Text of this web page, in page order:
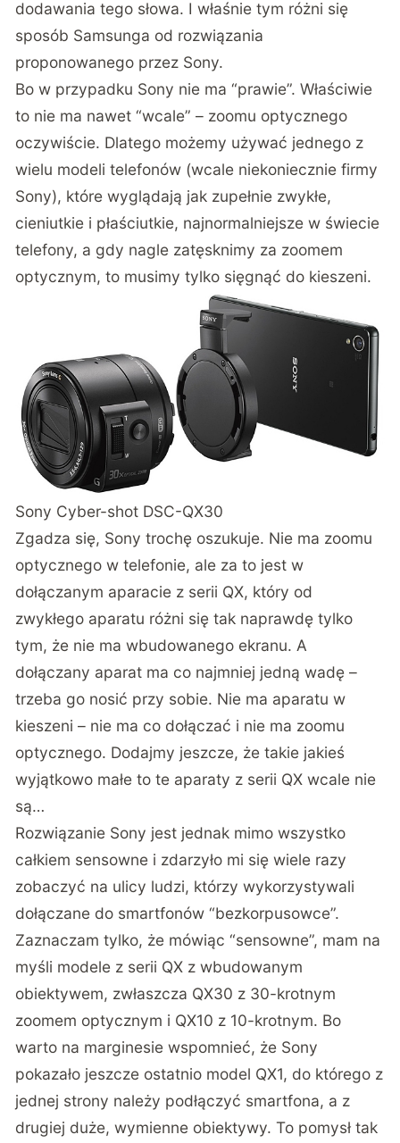
dodawania tego słowa. I właśnie tym różni się
sposób Samsunga od rozwiązania
proponowanego przez Sony.
Bo w przypadku Sony nie ma “prawie”. Właściwie
to nie ma nawet “wcale” – zoomu optycznego
oczywiście. Dlatego możemy używać jednego z
wielu modeli telefonów (wcale niekoniecznie firmy
Sony), które wyglądają jak zupełnie zwykłe,
cieniutkie i płaściutkie, najnormalniejsze w świecie
telefony, a gdy nagle zatęsknimy za zoomem
optycznym, to musimy tylko sięgnąć do kieszeni.
Sony Cyber-shot DSC-QX30
Zgadza się, Sony trochę oszukuje. Nie ma zoomu
optycznego w telefonie, ale za to jest w
dołączanym aparacie z serii QX, który od
zwykłego aparatu różni się tak naprawdę tylko
tym, że nie ma wbudowanego ekranu. A
dołączany aparat ma co najmniej jedną wadę –
trzeba go nosić przy sobie. Nie ma aparatu w
kieszeni – nie ma co dołączać i nie ma zoomu
optycznego. Dodajmy jeszcze, że takie jakieś
wyjątkowo małe to te aparaty z serii QX wcale nie
są…
Rozwiązanie Sony jest jednak mimo wszystko
całkiem sensowne i zdarzyło mi się wiele razy
zobaczyć na ulicy ludzi, którzy wykorzystywali
dołączane do smartfonów “bezkorpusowce”.
Zaznaczam tylko, że mówiąc “sensowne”, mam na
myśli modele z serii QX z wbudowanym
obiektywem, zwłaszcza QX30 z 30-krotnym
zoomem optycznym i QX10 z 10-krotnym. Bo
warto na marginesie wspomnieć, że Sony
pokazało jeszcze ostatnio model QX1, do którego z
jednej strony należy podłączyć smartfona, a z
drugiej duże, wymienne obiektywy. To pomysł tak